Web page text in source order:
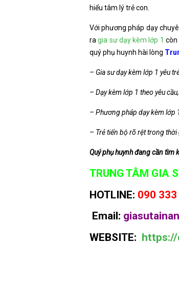
hiểu tâm lý trẻ con.
Với phương pháp dạy
ragia sư dạy kèm lớp 1 còn
quý phụ huynh hài lòng
– Gia sư dạy kèm lớp 1 yêu
– Dạy kèm lớp 1 theo yêu
– Phương pháp dạy kèm lớp
– Trẻ tiến bộ rõ rệt trong
Quý phụ huynh đang cần tìm
TRUNG TÂM GIA
HOTLINE: 090
Email:
WEBSITE: https://